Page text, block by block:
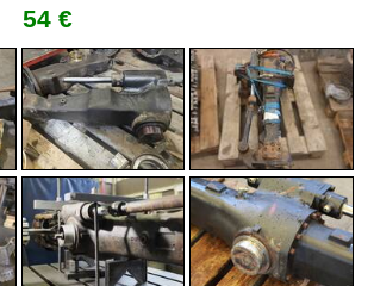
54 €